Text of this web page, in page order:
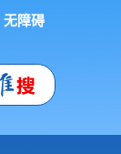
无障碍